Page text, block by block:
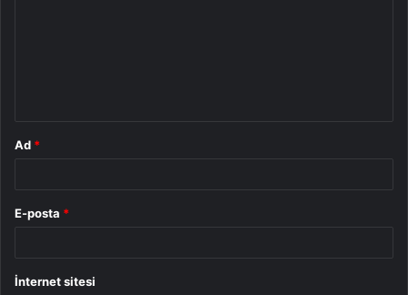
Ad *
E-posta *
İnternet sitesi